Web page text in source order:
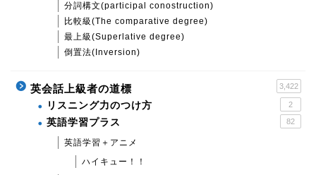
分詞構文(participal conostruction)
比較級(The comparative degree)
最上級(Superlative degree)
倒置法(Inversion)
英会話上級者の道標 3,422
リスニング力のつけ方 2
英語学習プラス 82
英語学習＋アニメ
ハイキュー！！